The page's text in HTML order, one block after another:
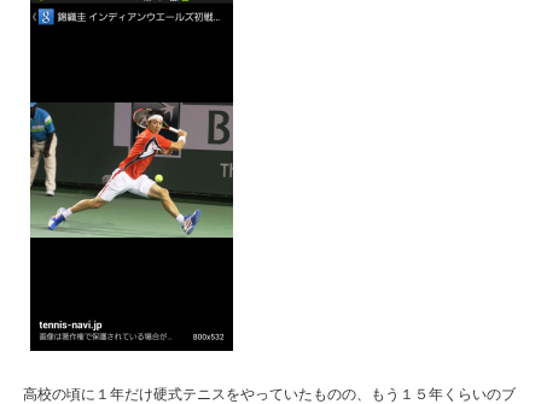
高校の頃に１年だけ硬式テニスをやっていたものの、もう１５年くらいのブ